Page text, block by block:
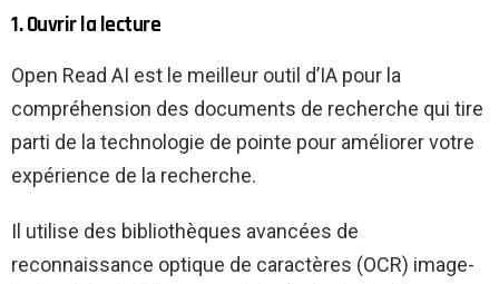
1. Ouvrir la lecture
Open Read AI est le meilleur outil d’IA pour la
compréhension des documents de recherche qui tire
parti de la technologie de pointe pour améliorer votre
expérience de la recherche.
Il utilise des bibliothèques avancées de
reconnaissance optique de caractères (OCR) image-